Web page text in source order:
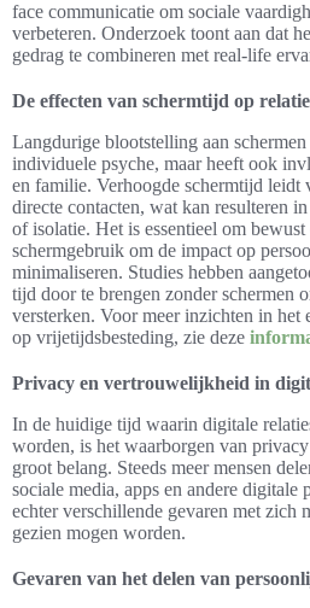
face communicatie om sociale
verbeteren. Onderzoek toont aan dat
gedrag te combineren met real-life
De effecten van schermtijd op
Langdurige blootstelling aan
individuele psyche, maar heeft ook
en familie. Verhoogde schermtijd leidt
directe contacten, wat kan resulteren
of isolatie. Het is essentieel om bewust
schermgebruik om de impact op
minimaliseren. Studies hebben
tijd door te brengen zonder schermen
versterken. Voor meer inzichten in het
op vrijetijdsbesteding, zie deze
Privacy en vertrouwelijkheid in
In de huidige tijd waarin digitale
worden, is het waarborgen van
groot belang. Steeds meer mensen
sociale media, apps en andere
echter verschillende gevaren met zich
gezien mogen worden.
Gevaren van het delen van